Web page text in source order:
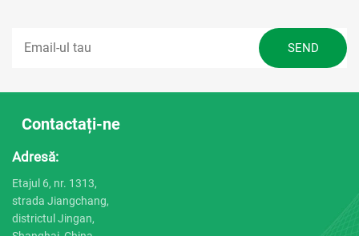
Contactați-ne
Adresă:
Etajul 6, nr. 1313,
strada Jiangchang,
districtul Jingan,